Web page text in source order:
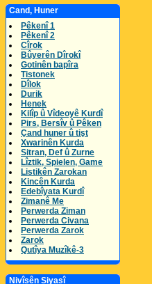
Cand, Huner
Pêkenî 1
Pêkenî 2
Cîrok
Bûyerên Dîrokî
Gotinên bapîra
Tistonek
Dîlok
Durik
Henek
Kilîp û Vîdeoyê Kurdî
Pirs, Bersîv û Pêken
Çand huner û tişt
Xwarinên Kurda
Sitran, Def û Zurne
Lîztik, Spielen, Game
Listikên Zarokan
Kincên Kurda
Edebîyata Kurdî
Zimanê Me
Perwerda Ziman
Perwerda Civana
Perwerda Zarok
Zarok
Qutîya Muzîkê-3
Nivîsên Siyasî